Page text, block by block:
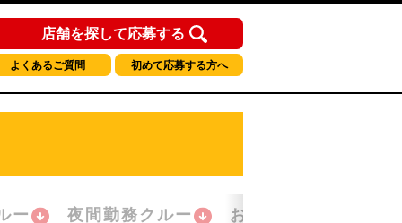
店舗を探して応募する
よくあるご質問 初めて応募する方へ
ー 夜間勤務クルー おかえり！クルー